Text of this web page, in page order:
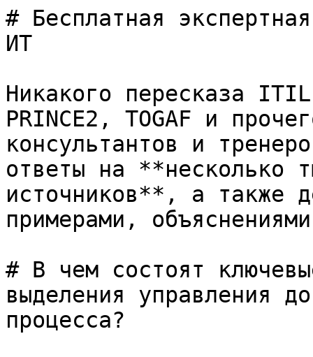
# Бесплатная
ИТ
Никакого пересказа
PRINCE2, TOGAF и
консультантов и
ответы на **несколько
источников**, а также
примерами,
# В чем состоят
выделения управления
процесса?